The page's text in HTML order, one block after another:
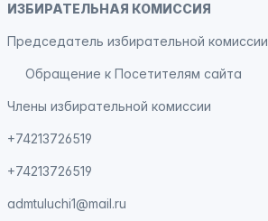
ИЗБИРАТЕЛЬНАЯ КОМИССИЯ
Председатель избирательной комиссии
Обращение к Посетителям сайта
Члены избирательной комиссии
+74213726519
+74213726519
admtuluchi1@mail.ru